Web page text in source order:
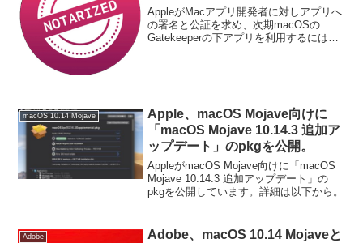
アプリでAppleの公証が必要に。
AppleがMacアプリ開発者に対しアプリへ
の署名と公証を求め、次期macOSの
Gatekeeperの下アプリを利用するには野
macOS 10.14 Mojave
Apple、macOS Mojave向けに
「macOS Mojave 10.14.3 追加ア
ップデート」のpkgを公開。
AppleがmacOS Mojave向けに「macOS
Mojave 10.14.3 追加アップデート」の
pkgを公開しています。詳細は以下から。
Adobe
Adobe、macOS 10.14 Mojaveと